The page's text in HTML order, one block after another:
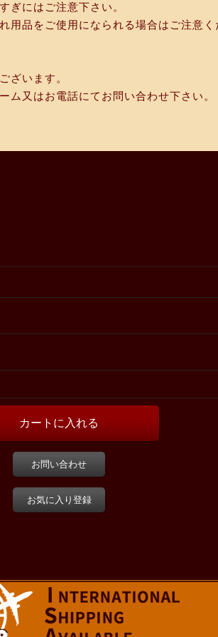
ぎにはご注意下さい。
用品をご使用になられる場合はご注意く
ざいます。
ム又はお電話にてお問い合わせ下さい。
お問い合わせ
お気に入り登録